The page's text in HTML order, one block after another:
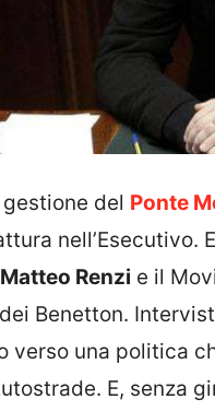
del Ponte
nell’Esecutivo.
Matteo Renzi e il
Benetton.
verso una politica
E, senza